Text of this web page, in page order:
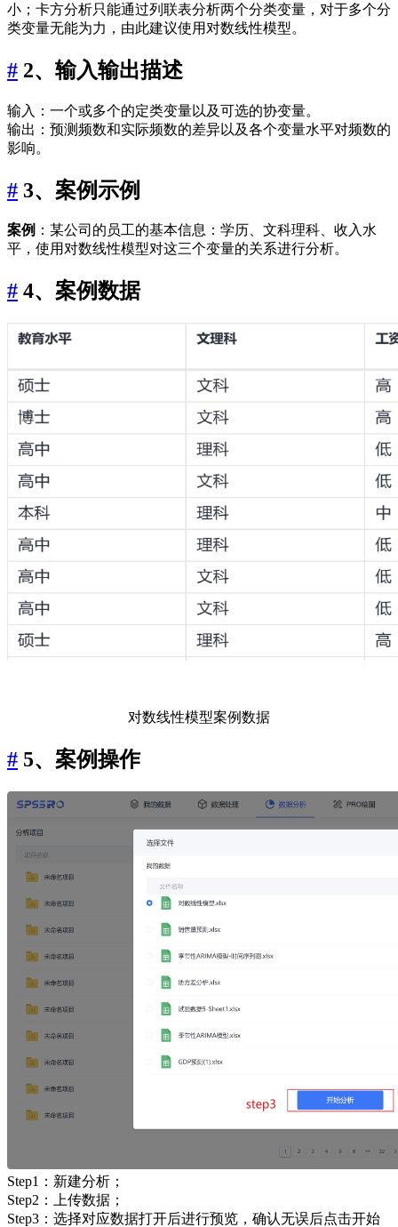
小；卡方分析只能通过列联表分析两个分类变量，对于多个分
类变量无能为力，由此建议使用对数线性模型。
# 2、输入输出描述
输入：一个或多个的定类变量以及可选的协变量。
输出：预测频数和实际频数的差异以及各个变量水平对频数的
影响。
# 3、案例示例
案例 ：某公司的员工的基本信息：学历、文科理科、收入水
平，使用对数线性模型对这三个变量的关系进行分析。
# 4、案例数据
对数线性模型案例数据
# 5、案例操作
Step1：新建分析；
Step2：上传数据；
Step3：选择对应数据打开后进行预览，确认无误后点击开始